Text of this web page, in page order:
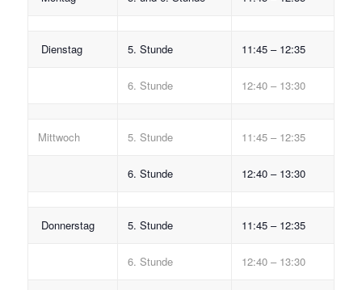
Dienstag 5. Stunde 11:45 – 12:35
6. Stunde 12:40 – 13:30
Mittwoch 5. Stunde 11:45 – 12:35
6. Stunde 12:40 – 13:30
Donnerstag 5. Stunde 11:45 – 12:35
6. Stunde 12:40 – 13:30